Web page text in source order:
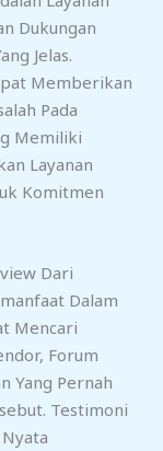
Dukungan
Jelas.
Memberikan
Pada
Memiliki
Layanan
Komitmen
Dari
Dalam
Mencari
Forum
Yang Pernah
Testimoni